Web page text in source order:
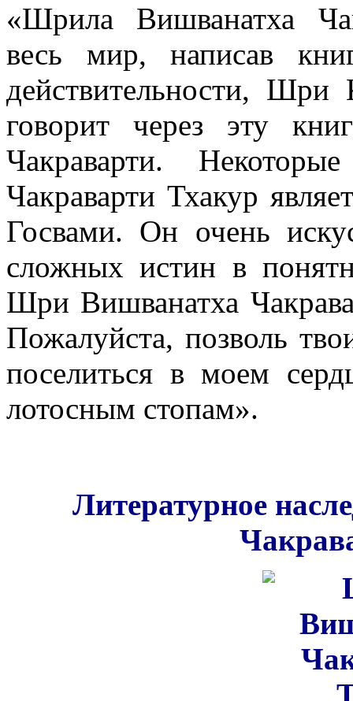
«Шрила Вишванатха
весь мир, написав
действительности,
говорит через эту
Чакраварти.
Чакраварти Тхакур
Госвами. Он очень
сложных истин в
Шри Вишванатха
Пожалуйста, позволь
поселиться в моем
лотосным стопам».
Литературное